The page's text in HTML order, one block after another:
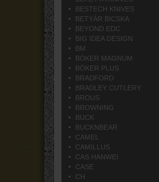
BESTECH KNIVES
BETYÁR BICSKA
BEYOND EDC
BIG IDEA DESIGN
BM
BÖKER MAGNUM
BÖKER PLUS
BRADFORD
BRADLEY CUTLERY
BROUS
BROWNING
BUCK
BUCKNBEAR
CAMEL
CAMILLUS
CAS HANWEI
CASE
CH